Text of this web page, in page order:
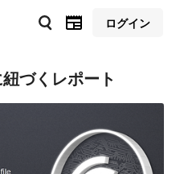
ログイン
づくレポート